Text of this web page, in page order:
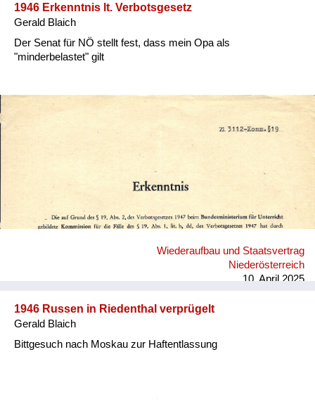
1946 Erkenntnis lt. Verbotsgesetz
Gerald Blaich
Der Senat für NÖ stellt fest, dass mein Opa als
"minderbelastet" gilt
Wiederaufbau und Staatsvertrag
Niederösterreich
10. April 2025
1946 Russen in Riedenthal verprügelt
Gerald Blaich
Bittgesuch nach Moskau zur Haftentlassung